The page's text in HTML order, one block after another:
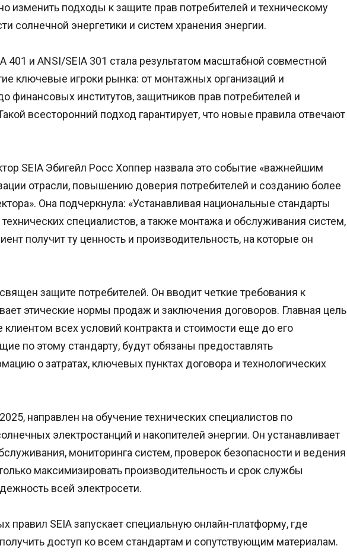
изменить подходы к защите прав потребителей и техническому
солнечной энергетики и систем хранения энергии.
401 и ANSI/SEIA 301 стала результатом масштабной совместной
ключевые игроки рынка: от монтажных организаций и
финансовых институтов, защитников прав потребителей и
всесторонний подход гарантирует, что новые правила отвечают
SEIA Эбигейл Росс Хоппер назвала это событие «важнейшим
отрасли, повышению доверия потребителей и созданию более
Она подчеркнула: «Устанавливая национальные стандарты
специалистов, а также монтажа и обслуживания систем,
получит ту ценность и производительность, на которые он
защите потребителей. Он вводит четкие требования к
этические нормы продаж и заключения договоров. Главная цель
всех условий контракта и стоимости еще до его
по этому стандарту, будут обязаны предоставлять
о затратах, ключевых пунктах договора и технологических
направлен на обучение технических специалистов по
электростанций и накопителей энергии. Он устанавливает
мониторинга систем, проверок безопасности и ведения
максимизировать производительность и срок службы
всей электросети.
SEIA запускает специальную онлайн-платформу, где
доступ ко всем стандартам и сопутствующим материалам.